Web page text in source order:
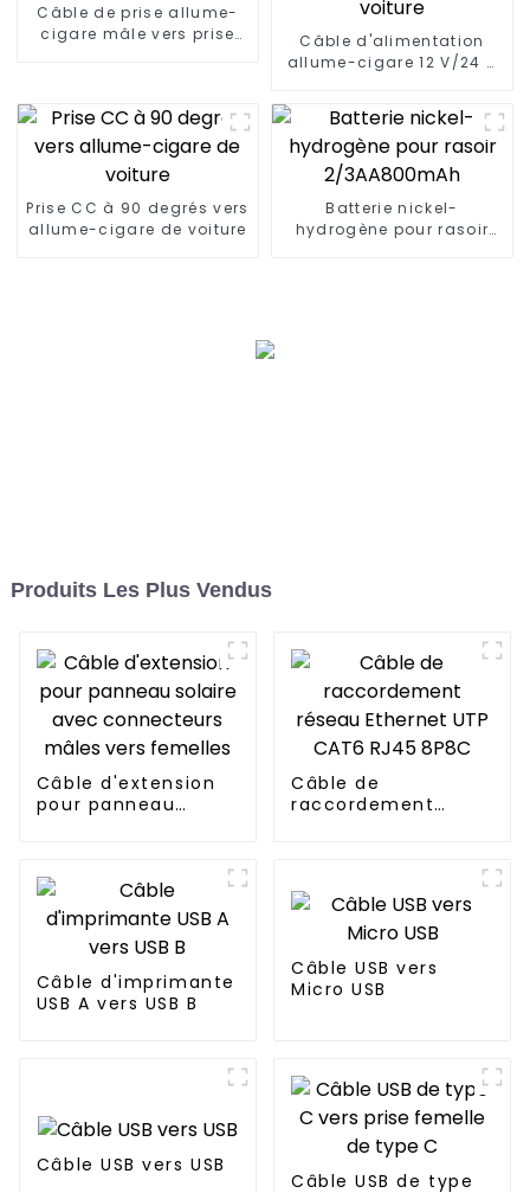
Câble de prise allume-
cigare mâle vers prise
Câble d'alimentation
allume-cigare 12 V/24 V
Prise CC à 90 degrés vers
allume-cigare de voiture
Batterie nickel-
hydrogène pour rasoir
Produits Les Plus Vendus
Câble d'extension
pour panneau
Câble de
raccordement
Câble d'imprimante
USB A vers USB B
Câble USB vers
Micro USB
Câble USB vers USB
Câble USB de type